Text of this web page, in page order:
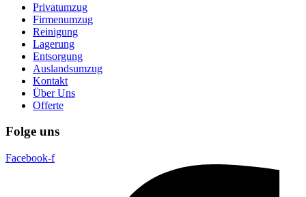
Privatumzug
Firmenumzug
Reinigung
Lagerung
Entsorgung
Auslandsumzug
Kontakt
Über Uns
Offerte
Folge uns
Facebook-f